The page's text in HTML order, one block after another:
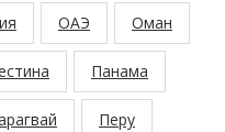
ОАЭ Оман
Панама
Перу